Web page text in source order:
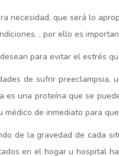
necesidad, que será lo
, por ello es
para evitar el estrés
de sufrir preeclampsia,
una proteína que se
de inmediato para
de la gravedad de cada
en el hogar u hospital